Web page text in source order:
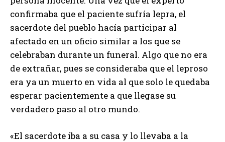
confirmaba que el paciente sufría lepra, el
sacerdote del pueblo hacía participar al
afectado en un oficio similar a los que se
celebraban durante un funeral. Algo que no era
de extrañar, pues se consideraba que el leproso
era ya un muerto en vida al que solo le quedaba
esperar pacientemente a que llegase su
verdadero paso al otro mundo.
«El sacerdote iba a su casa y lo llevaba a la